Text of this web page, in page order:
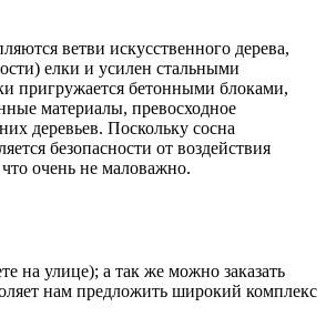
ветви искусственного дерева,
елки и усилен стальными
пригружается бетонными блоками,
материалы, превосходное
деревьев. Поскольку сосна
безопасности от воздействия
очень не маловажно.
на улице); а так же можно заказать
нам предложить широкий комплекс